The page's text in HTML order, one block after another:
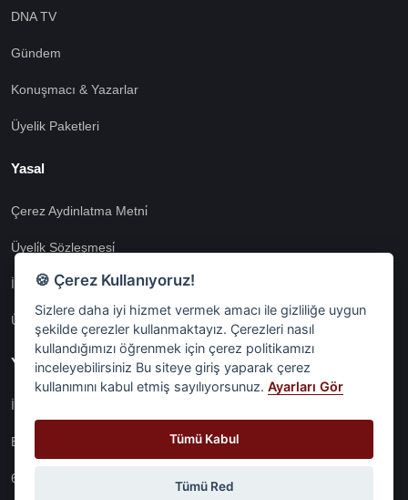
DNA TV
Gündem
Konuşmacı & Yazarlar
Üyelik Paketleri
Yasal
Çerez Aydinlatma Metni̇
Üyeli̇k Sözleşmesi̇
İnternet Si̇tesi̇ Aydinlatma Metni̇
Üyeli̇k Aydinlatma Metni̇
Yasal
İşlem Rehberi̇
Etk İzni̇ Metni̇
6698 Sayili Kvkk Gereği̇nce Veri̇ Sorumlusuna Başvuru Formu
🍪 Çerez Kullanıyoruz!
Sizlere daha iyi hizmet vermek amacı ile gizliliğe uygun
şekilde çerezler kullanmaktayız. Çerezleri nasıl
kullandığımızı öğrenmek için çerez politikamızı
inceleyebilirsiniz Bu siteye giriş yaparak çerez
kullanımını kabul etmiş sayılıyorsunuz.Ayarları Gör
Tümü Kabul
Tümü Red